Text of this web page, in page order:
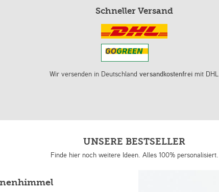
Schneller Versand
Wir versenden in Deutschlandversandkostenfrei mit DHL
UNSERE BESTSELLER
Finde hier noch weitere Ideen. Alles 100% personalisiert.